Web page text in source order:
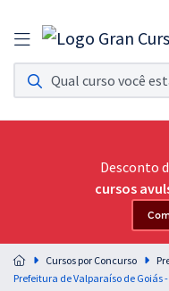
Assinatura Ilimitada
Acesso a todos os cursos.
Assinatura OAB Até
Acesso ilimitado a toda
Residências
Preparação completa e
residências em saúde do Brasil
Desconto
cursos
Cursos por Concurso
Prefeitura de Valparaíso de Goiás